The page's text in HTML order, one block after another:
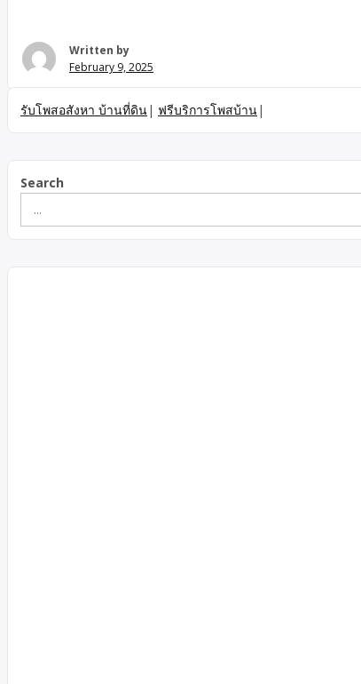
Written by
February 9, 2025
รับโพสอสังหา บ้านที่ดิน| ฟรีบริการโพสบ้าน|
Search